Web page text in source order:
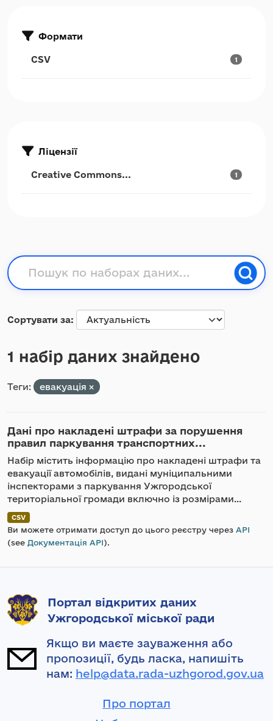
Формати
CSV 1
Ліцензії
Creative Commons... 1
Сортувати за
1 набір даних знайдено
Теги: евакуація
Дані про накладені штрафи за порушення
правил паркування транспортних...
Набір містить інформацію про накладені штрафи та
евакуації автомобілів, видані муніципальними
інспекторами з паркування Ужгородської
територіальної громади включно із розмірами...
CSV
Ви можете отримати доступ до цього реєстру через API
(see Документація API).
Портал відкритих даних
Ужгородської міської ради
Якщо ви маєте зауваження або
пропозиції, будь ласка, напишіть
нам: help@data.rada-uzhgorod.gov.ua
Про портал